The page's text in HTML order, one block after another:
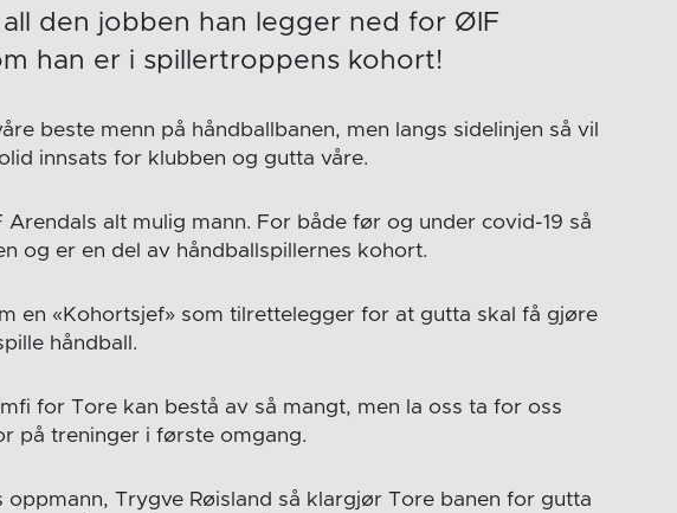
den jobben han legger ned for ØIF
han er i spillertroppens kohort!
beste menn på håndballbanen, men langs sidelinjen så vil
innsats for klubben og gutta våre.
alt mulig mann. For både før og under covid-19 så
og er en del av håndballspillernes kohort.
en «Kohortsjef» som tilrettelegger for at gutta skal få gjøre
håndball.
for Tore kan bestå av så mangt, men la oss ta for oss
på treninger i første omgang.
oppmann, Trygve Røisland så klargjør Tore banen for gutta